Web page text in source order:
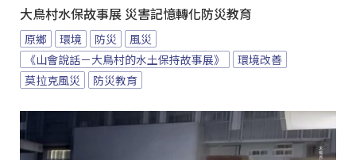
大鳥村水保故事展 災害記憶轉化防災教育
原鄉 環境 防災
風災
《山會說話－大鳥村的水土保持故事展》
環境改善
莫拉克風災
防災教育